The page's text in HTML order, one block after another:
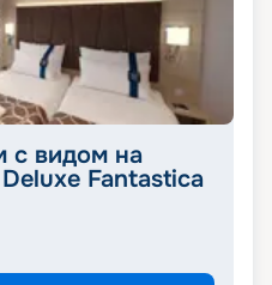
с видом на
Fantastica